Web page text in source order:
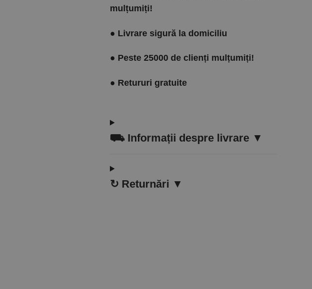
mulțumiți!
● Livrare sigură la domiciliu
● Peste 25000 de clienți mulțumiți!
● Retururi gratuite
⛟Informații despre livrare ▼
↻ Returnări ▼